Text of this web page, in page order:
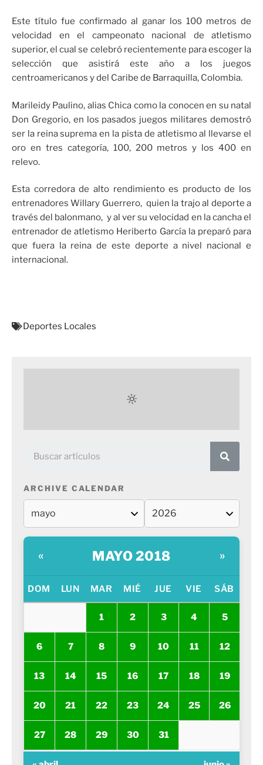
Este título fue confirmado al ganar los 100 metros de
velocidad en el campeonato nacional de atletismo
superior, el cual se celebró recientemente para escoger la
selección que asistirá este año a los juegos
centroamericanos y del Caribe de Barraquilla, Colombia.
Marileidy Paulino, alias Chica como la conocen en su natal
Don Gregorio, en los pasados juegos militares demostró
ser la reina suprema en la pista de atletismo al llevarse el
oro en tres categoría, 100, 200 metros y los 400 en
relevo.
Esta corredora de alto rendimiento es producto de los
entrenadores Willary Guerrero, quien la trajo al deporte a
través del balonmano, y al ver su velocidad en la cancha el
entrenador de atletismo Heriberto García la preparó para
que fuera la reina de este deporte a nivel nacional e
internacional.
Deportes Locales
ARCHIVE CALENDAR
« MAYO 2018 »
DOM LUN MAR MIÉ JUE VIE SÁB
1 2 3 4 5
6 7 8 9 10 11 12
13 14 15 16 17 18 19
20 21 22 23 24 25 26
27 28 29 30 31